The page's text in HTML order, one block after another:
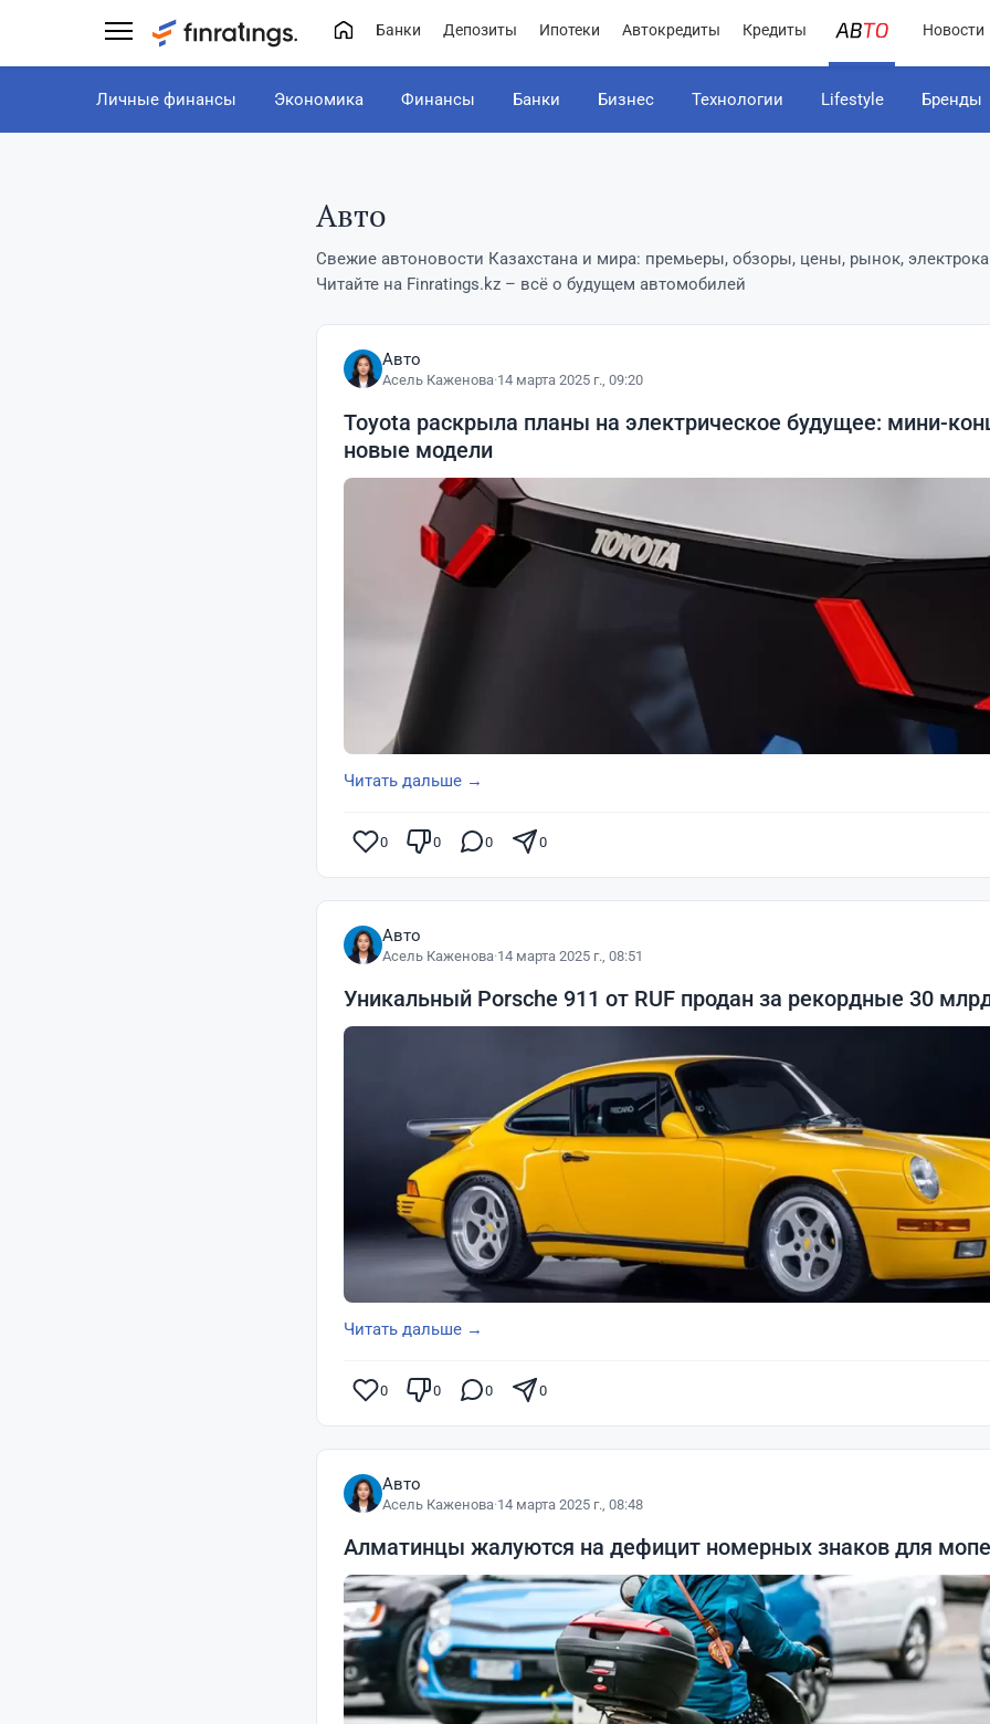
Банки Депозиты Ипотеки Автокредиты Кредиты Новости
Личные финансы Экономика Финансы Банки Бизнес Технологии Lifestyle Бренды
Авто
Свежие автоновости Казахстана и мира: премьеры, обзоры, цены, рынок,
Читайте на Finratings.kz – всё о будущем автомобилей
Авто
Асель Каженова·14 марта 2025 г., 09:20
Toyota раскрыла планы на электрическое будущее: мини-
новые модели
Читать дальше →
0 0 0 0
Авто
Асель Каженова·14 марта 2025 г., 08:51
Уникальный Porsche 911 от RUF продан за рекордные 30
Читать дальше →
0 0 0 0
Авто
Асель Каженова·14 марта 2025 г., 08:48
Алматинцы жалуются на дефицит номерных знаков для